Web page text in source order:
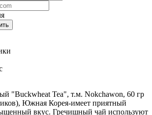
"Buckwheat Tea", т.м. Nokchawon, 60 гр
Южная Корея-имеет приятный
вкус.⁣⁣ Гречишный чай используют